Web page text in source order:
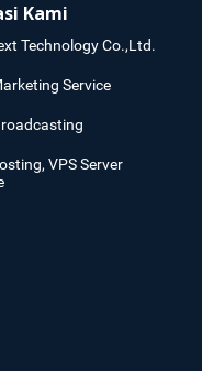
Kami
Technology Co.,Ltd.
Service
VPS Server